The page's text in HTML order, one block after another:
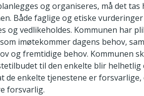
og organiseres, må det tas
Både faglige og etiske
vedlikeholdes. Kommunen har
imøtekommer dagens behov,
og fremtidige behov. Kommunen
til den enkelte blir helhetlig
enkelte tjenestene er forsvarlige,
forsvarlig.